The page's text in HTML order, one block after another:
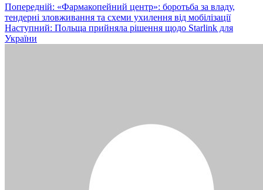
Навігація
записів
Попередній: «Фармакопейний центр»: боротьба за владу,
тендерні зловживання та схеми ухилення від мобілізації
Наступний: Польща прийняла рішення щодо Starlink для
України